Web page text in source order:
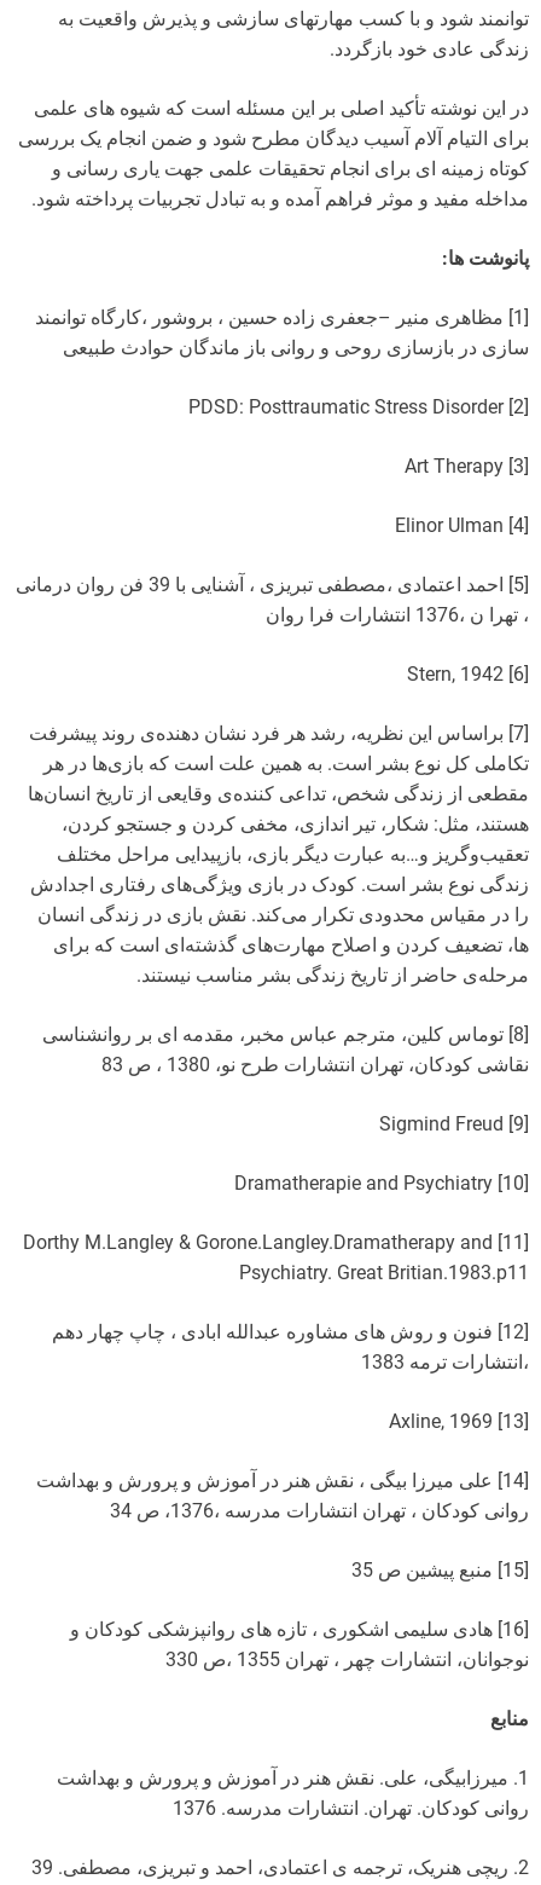
توانمند شود و با کسب مهارتهای سازشی و پذیرش واقعیت به
زندگی عادی خود بازگردد.
در این نوشته تأکید اصلی بر این مسئله است که شیوه های علمی
برای التیام آلام آسیب دیدگان مطرح شود و ضمن انجام یک بررسی
کوتاه زمینه ای برای انجام تحقیقات علمی جهت یاری رسانی و
مداخله مفید و موثر فراهم آمده و به تبادل تجربیات پرداخته شود.
پانوشت ها:
[1] مظاهری منیر –جعفری زاده حسین ، بروشور ،کارگاه توانمند
سازی در بازسازی روحی و روانی باز ماندگان حوادث طبیعی
[2] PDSD: Posttraumatic Stress Disorder
[3] Art Therapy
[4] Elinor Ulman
[5] احمد اعتمادی ،مصطفی تبریزی ، آشنایی با 39 فن روان درمانی
، تهرا ن ،1376 انتشارات فرا روان
[6] Stern, 1942
[7] براساس این نظریه، رشد هر فرد نشان دهنده‌ی روند پیشرفت
تکاملی کل نوع بشر است. به همین علت است که بازی‌ها در هر
مقطعی از زندگی شخص، تداعی کننده‌ی وقایعی از تاریخ انسان‌ها
هستند، مثل: شکار، تیر اندازی، مخفی کردن و جستجو کردن،
تعقیب‌و‌گریز و…به عبارت دیگر بازی، بازپیدایی مراحل مختلف
زندگی نوع بشر است. کودک در بازی ویژگی‌های رفتاری اجدادش
را در مقیاس محدودی تکرار می‌کند. نقش بازی در زندگی انسان
ها، تضعیف کردن و اصلاح مهارت‌های گذشته‌ای است که برای
مرحله‌ی حاضر از تاریخ زندگی بشر مناسب نیستند.
[8] توماس کلین، مترجم عباس مخبر، مقدمه ای بر روانشناسی
نقاشی کودکان، تهران انتشارات طرح نو، 1380 ، ص 83
[9] Sigmind Freud
[10] Dramatherapie and Psychiatry
[11] Dorthy M.Langley & Gorone.Langley.Dramatherapy and
Psychiatry. Great Britian.1983.p11
[12] فنون و روش های مشاوره عبدالله ابادی ، چاپ چهار دهم
،انتشارات ترمه 1383
[13] Axline, 1969
[14] علی میرزا بیگی ، نقش هنر در آموزش و پرورش و بهداشت
روانی کودکان ، تهران انتشارات مدرسه ،1376، ص 34
[15] منبع پیشین ص 35
[16] هادی سلیمی اشکوری ، تازه های روانپزشکی کودکان و
نوجوانان، انتشارات چهر ، تهران 1355 ،ص 330
منابع
1. میرزابیگی، علی. نقش هنر در آموزش و پرورش و بهداشت
روانی کودکان. تهران. انتشارات مدرسه. 1376
2. ریچی هنریک، ترجمه ی اعتمادی، احمد و تبریزی، مصطفی. 39